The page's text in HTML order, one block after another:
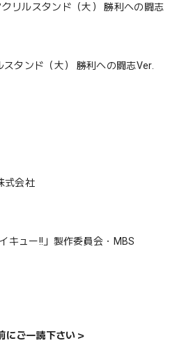
リルスタンド（大） 勝利への闘志
タンド（大） 勝利への闘志Ver.
式会社
キュー!!」製作委員会・MBS
にご一読下さい＞